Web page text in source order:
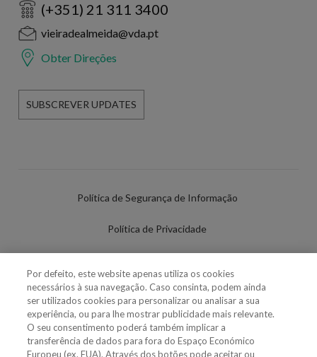
(+351) 21 311 3400
vieiradealmeida@vda.pt
Obter Direções
SUBSCREVER UPDATES
Política de Segurança de Informação
Política de Privacidade
Política de Cookies
Definições de cookies
Uso Fraudulento Nome/Marca
Por defeito, este website apenas utiliza os cookies
necessários à sua navegação. Caso consinta, podem ainda
ser utilizados cookies para personalizar ou analisar a sua
experiência, ou para lhe mostrar publicidade mais relevante.
O seu consentimento poderá também implicar a
transferência de dados para fora do Espaço Económico
Europeu (ex. EUA). Através dos botões pode aceitar ou